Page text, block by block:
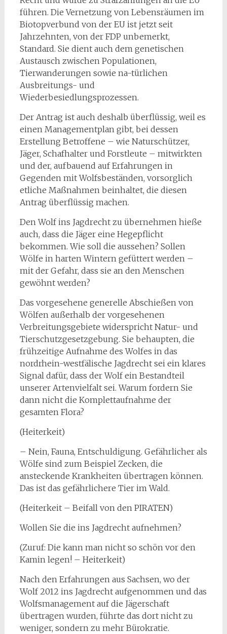
führen. Die Vernetzung von Lebensräumen im
Biotopverbund von der EU ist jetzt seit
Jahrzehnten, von der FDP unbemerkt,
Standard. Sie dient auch dem genetischen
Austausch zwischen Populationen,
Tierwanderungen sowie na-türlichen
Ausbreitungs- und
Wiederbesiedlungsprozessen.
Der Antrag ist auch deshalb überflüssig, weil es
einen Managementplan gibt, bei dessen
Erstellung Betroffene – wie Naturschützer,
Jäger, Schafhalter und Forstleute – mitwirkten
und der, aufbauend auf Erfahrungen in
Gegenden mit Wolfsbeständen, vorsorglich
etliche Maßnahmen beinhaltet, die diesen
Antrag überflüssig machen.
Den Wolf ins Jagdrecht zu übernehmen hieße
auch, dass die Jäger eine Hegepflicht
bekommen. Wie soll die aussehen? Sollen
Wölfe in harten Wintern gefüttert werden –
mit der Gefahr, dass sie an den Menschen
gewöhnt werden?
Das vorgesehene generelle Abschießen von
Wölfen außerhalb der vorgesehenen
Verbreitungsgebiete widerspricht Natur- und
Tierschutzgesetzgebung. Sie behaupten, die
frühzeitige Aufnahme des Wolfes in das
nordrhein-westfälische Jagdrecht sei ein klares
Signal dafür, dass der Wolf ein Bestandteil
unserer Artenvielfalt sei. Warum fordern Sie
dann nicht die Komplettaufnahme der
gesamten Flora?
(Heiterkeit)
– Nein, Fauna, Entschuldigung. Gefährlicher als
Wölfe sind zum Beispiel Zecken, die
ansteckende Krankheiten übertragen können.
Das ist das gefährlichere Tier im Wald.
(Heiterkeit – Beifall von den PIRATEN)
Wollen Sie die ins Jagdrecht aufnehmen?
(Zuruf: Die kann man nicht so schön vor den
Kamin legen! – Heiterkeit)
Nach den Erfahrungen aus Sachsen, wo der
Wolf 2012 ins Jagdrecht aufgenommen und das
Wolfsmanagement auf die Jägerschaft
übertragen wurden, führte das dort nicht zu
weniger, sondern zu mehr Bürokratie.